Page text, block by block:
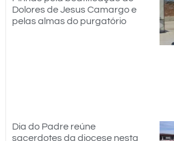
Dolores de Jesus Camargo e
pelas almas do purgatório
Dia do Padre reúne
sacerdotes da diocese nesta